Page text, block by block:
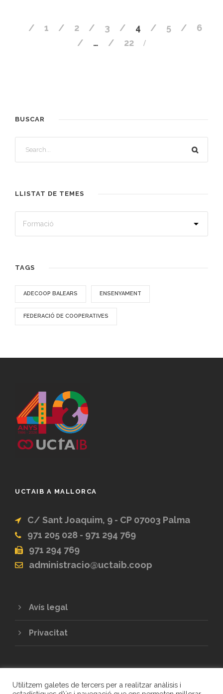
1 2 3 4 5
6
…
22
BUSCAR
LLISTAT DE TEMES
TAGS
ADECOOP BALEARS ENSENYAMENT
FEDERACIÓ DE COOPERATIVES
UCTAIB A MALLORCA
C/ Sant Joaquim, 9 - CP 07003 Palma
971 205 028 - 971 294 769
971 294 769
administracio@uctaib.coop
Avís legal
Privacitat
Utilitzem galetes de tercers per a realitzar anàlisis i